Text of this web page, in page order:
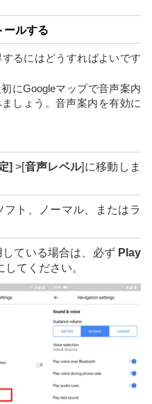
ールする
るにはどうすればよいです
にGoogleマップで音声案内
しょう。音声案内を有効に
] >[音声レベル]に移動しま
フト、ノーマル、またはラ
ている場合は、必ず Play
てください。